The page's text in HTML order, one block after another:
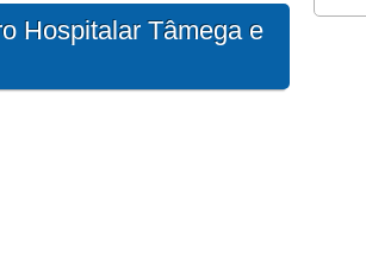
Hospitalar Tâmega e